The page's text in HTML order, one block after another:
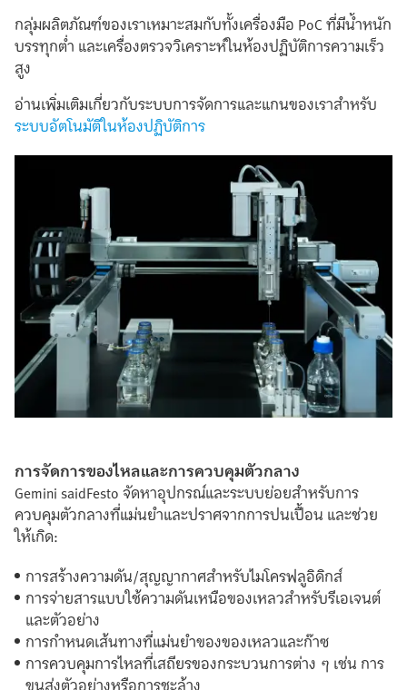
กลุ่มผลิตภัณฑ์ของเราเหมาะสมกับทั้งเครื่องมือ PoC ที่มีน้ำหนัก
บรรทุกต่ำ และเครื่องตรวจวิเคราะห์ในห้องปฏิบัติการความเร็ว
สูง
อ่านเพิ่มเติมเกี่ยวกับระบบการจัดการและแกนของเราสำหรับ
ระบบอัตโนมัติในห้องปฏิบัติการ
การจัดการของไหลและการควบคุมตัวกลาง
Gemini saidFesto จัดหาอุปกรณ์และระบบย่อยสำหรับการ
ควบคุมตัวกลางที่แม่นยำและปราศจากการปนเปื้อน และช่วย
ให้เกิด:
การสร้างความดัน/สุญญากาศสำหรับไมโครฟลูอิดิกส์
การจ่ายสารแบบใช้ความดันเหนือของเหลวสำหรับรีเอเจนต์
และตัวอย่าง
การกำหนดเส้นทางที่แม่นยำของของเหลวและก๊าซ
การควบคุมการไหลที่เสถียรของกระบวนการต่าง ๆ เช่น การ
ขนส่งตัวอย่างหรือการชะล้าง